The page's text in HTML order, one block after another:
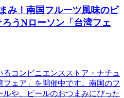
み！南国フルーツ風味のビ
うNローソン「台湾フェ
コンビニエンスストア・ナチュ
ェア」を開催中です。南国のフ
ルや、ビールのおつまみにぴった